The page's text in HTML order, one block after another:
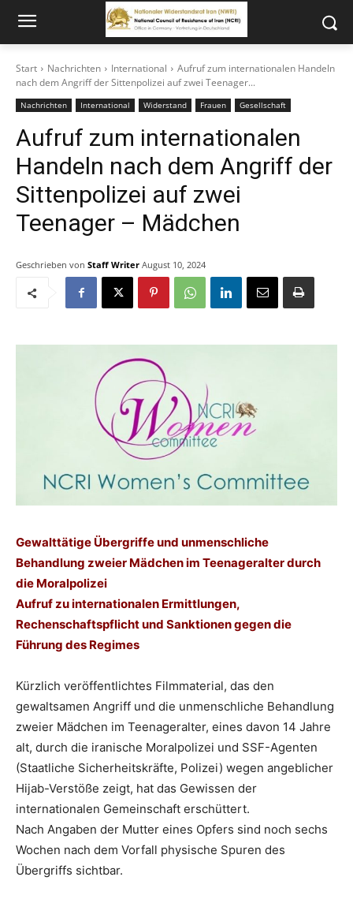
Start Nachrichten International
Aufruf zum internationalen Handeln
nach dem Angriff der Sittenpolizei auf zwei Teenager...
Nachrichten International Widerstand Frauen Gesellschaft
Aufruf zum internationalen
Handeln nach dem Angriff der
Sittenpolizei auf zwei
Teenager – Mädchen
Geschrieben von Staff Writer August 10, 2024
Gewalttätige Übergriffe und unmenschliche
Behandlung zweier Mädchen im Teenageralter durch
die Moralpolizei
Aufruf zu internationalen Ermittlungen,
Rechenschaftspflicht und Sanktionen gegen die
Führung des Regimes
Kürzlich veröffentlichtes Filmmaterial, das den
gewaltsamen Angriff und die unmenschliche Behandlung
zweier Mädchen im Teenageralter, eines davon 14 Jahre
alt, durch die iranische Moralpolizei und SSF-Agenten
(Staatliche Sicherheitskräfte, Polizei) wegen angeblicher
Hijab-Verstöße zeigt, hat das Gewissen der
internationalen Gemeinschaft erschüttert.
Nach Angaben der Mutter eines Opfers sind noch sechs
Wochen nach dem Vorfall physische Spuren des
Übergriffs sichtbar.